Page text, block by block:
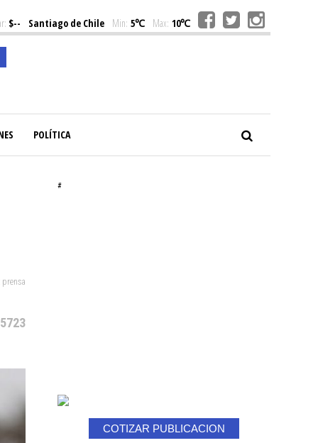
$-- Santiago de Chile Min: 5℃ Max: 10℃
POLÍTICA
#
COTIZAR PUBLICACION